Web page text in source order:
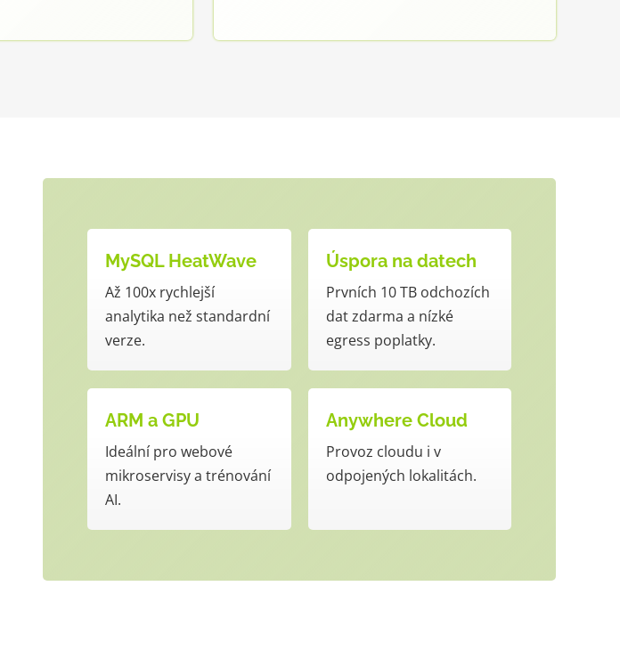
MySQL HeatWave
Až 100x rychlejší
analytika než standardní
verze.
Úspora na datech
Prvních 10 TB odchozích
dat zdarma a nízké
egress poplatky.
ARM a GPU
Ideální pro webové
mikroservisy a trénování
AI.
Anywhere Cloud
Provoz cloudu i v
odpojených lokalitách.